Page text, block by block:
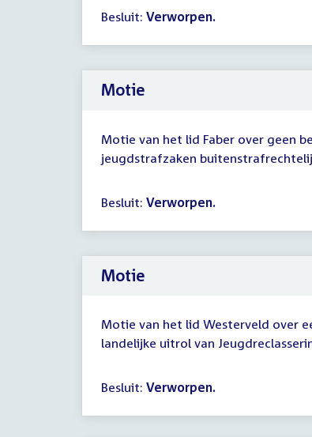
Besluit: Verworpen.
Motie
Motie van het lid Faber over geen
jeugdstrafzaken
Besluit: Verworpen.
Motie
Motie van het lid Westerveld over
landelijke uitrol van
Besluit: Verworpen.